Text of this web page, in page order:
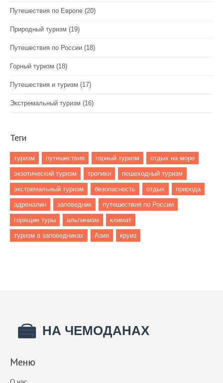
Путешествия по Европе (20)
Природный туризм (19)
Путешествия по России (18)
Горный туризм (18)
Путешествия и туризм (17)
Экстремальный туризм (16)
Теги
туризм путешествия горный туризм отдых на море
экзотический туризм тропики пешеходный туризм
экстремальный туризм безопасность отдых природа
адреналин заповедник путешествия по России
горящие туры альпинизм климат
туризм в заповедниках Азия круиз
Меню